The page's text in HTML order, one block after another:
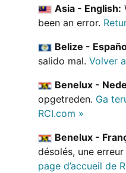
Asia - English:
been an error.
Belize -
salido mal. Volver
Benelux -
opgetreden. Ga
RCI.com »
Benelux -
désolés, une erreur
page d’accueil de